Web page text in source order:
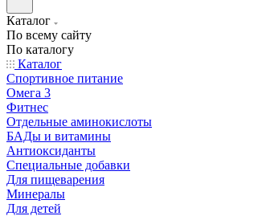
Каталог
По всему сайту
По каталогу
Каталог
Спортивное питание
Омега 3
Фитнес
Отдельные аминокислоты
БАДы и витамины
Антиоксиданты
Специальные добавки
Для пищеварения
Минералы
Для детей